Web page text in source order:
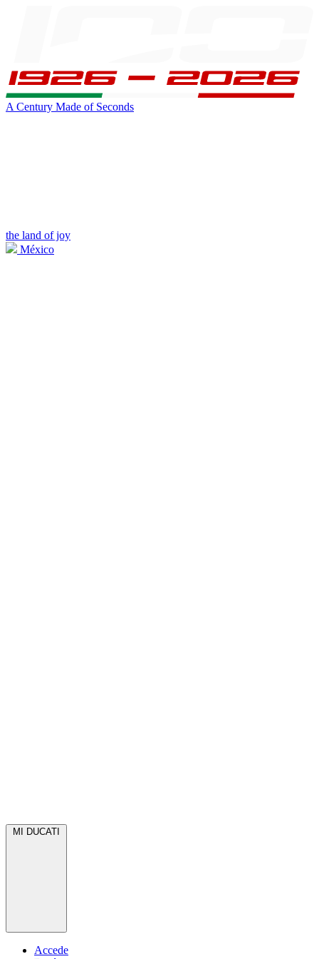
A Century Made of Seconds
the land of joy
México
MI DUCATI
Accede